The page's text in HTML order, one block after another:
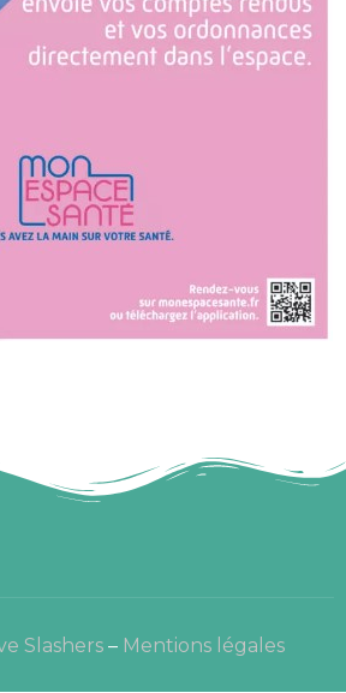
Slashers – Mentions légales